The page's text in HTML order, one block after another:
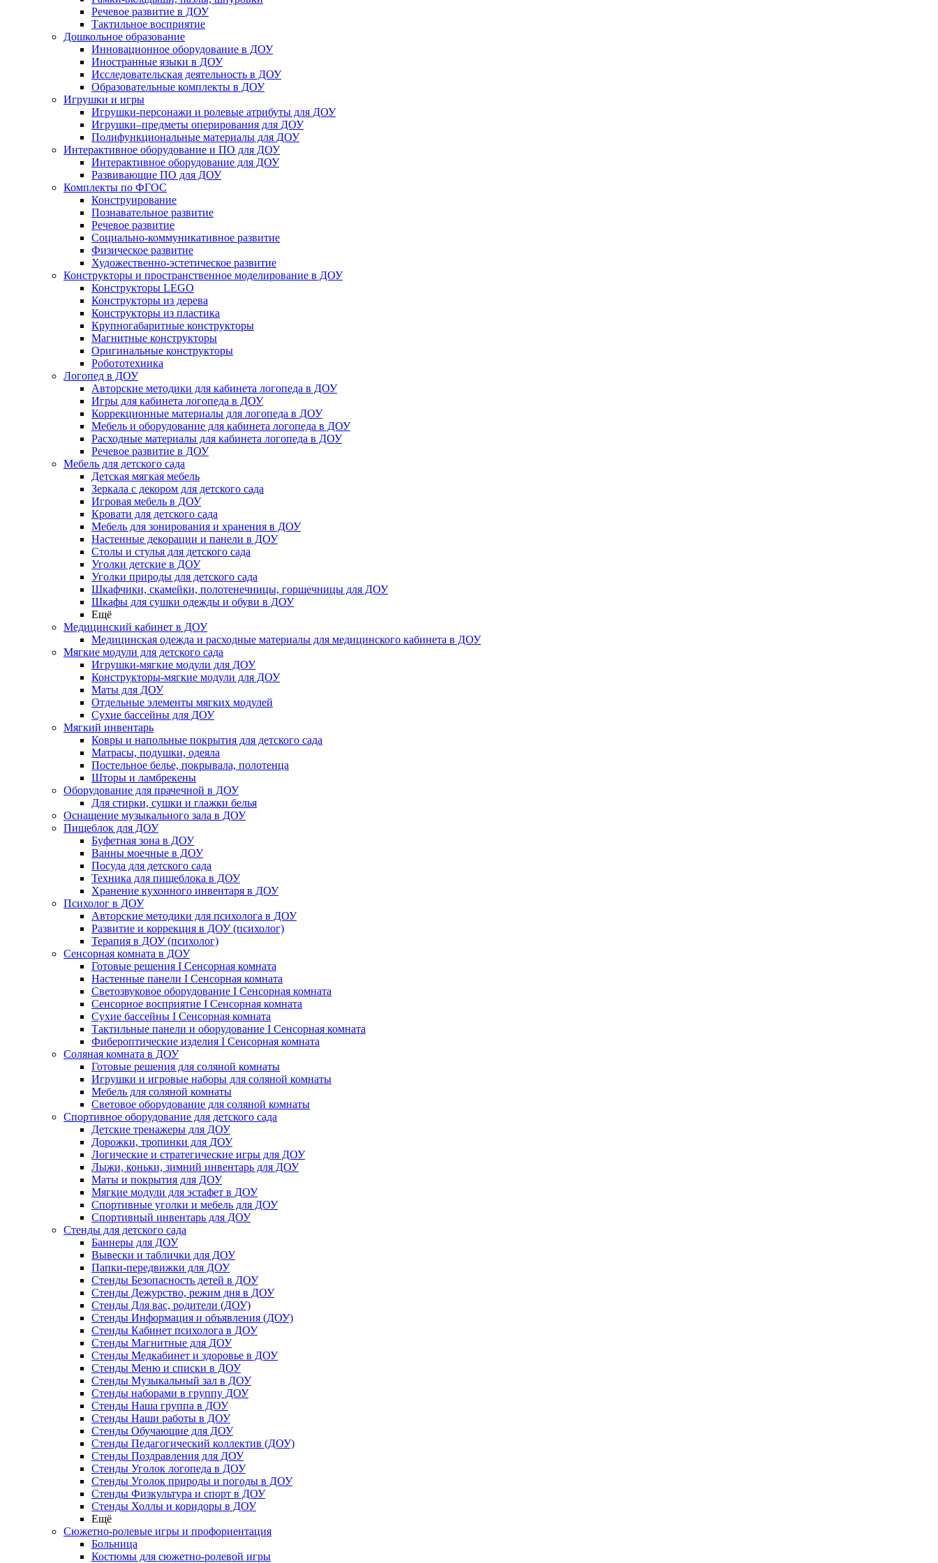
Речевое развитие в ДОУ
Тактильное восприятие
Дошкольное образование
Инновационное оборудование в ДОУ
Иностранные языки в ДОУ
Исследовательская деятельность в ДОУ
Образовательные комплекты в ДОУ
Игрушки и игры
Игрушки-персонажи и ролевые атрибуты для ДОУ
Игрушки–предметы оперирования для ДОУ
Полифункциональные материалы для ДОУ
Интерактивное оборудование и ПО для ДОУ
Интерактивное оборудование для ДОУ
Развивающие ПО для ДОУ
Комплекты по ФГОС
Конструирование
Познавательное развитие
Речевое развитие
Социально-коммуникативное развитие
Физическое развитие
Художественно-эстетическое развитие
Конструкторы и пространственное моделирование в ДОУ
Конструкторы LEGO
Конструкторы из дерева
Конструкторы из пластика
Крупногабаритные конструкторы
Магнитные конструкторы
Оригинальные конструкторы
Робототехника
Логопед в ДОУ
Авторские методики для кабинета логопеда в ДОУ
Игры для кабинета логопеда в ДОУ
Коррекционные материалы для логопеда в ДОУ
Мебель и оборудование для кабинета логопеда в ДОУ
Расходные материалы для кабинета логопеда в ДОУ
Речевое развитие в ДОУ
Мебель для детского сада
Детская мягкая мебель
Зеркала с декором для детского сада
Игровая мебель в ДОУ
Кровати для детского сада
Мебель для зонирования и хранения в ДОУ
Настенные декорации и панели в ДОУ
Столы и стулья для детского сада
Уголки детские в ДОУ
Уголки природы для детского сада
Шкафчики, скамейки, полотенечницы, горшечницы для ДОУ
Шкафы для сушки одежды и обуви в ДОУ
Ещё
Медицинский кабинет в ДОУ
Медицинская одежда и расходные материалы для медицинского кабинета в ДОУ
Мягкие модули для детского сада
Игрушки-мягкие модули для ДОУ
Конструкторы-мягкие модули для ДОУ
Маты для ДОУ
Отдельные элементы мягких модулей
Сухие бассейны для ДОУ
Мягкий инвентарь
Ковры и напольные покрытия для детского сада
Матрасы, подушки, одеяла
Постельное белье, покрывала, полотенца
Шторы и ламбрекены
Оборудование для прачечной в ДОУ
Для стирки, сушки и глажки белья
Оснащение музыкального зала в ДОУ
Пищеблок для ДОУ
Буфетная зона в ДОУ
Ванны моечные в ДОУ
Посуда для детского сада
Техника для пищеблока в ДОУ
Хранение кухонного инвентаря в ДОУ
Психолог в ДОУ
Авторские методики для психолога в ДОУ
Развитие и коррекция в ДОУ (психолог)
Терапия в ДОУ (психолог)
Сенсорная комната в ДОУ
Готовые решения I Сенсорная комната
Настенные панели I Сенсорная комната
Светозвуковое оборудование I Сенсорная комната
Сенсорное восприятие I Сенсорная комната
Сухие бассейны I Сенсорная комната
Тактильные панели и оборудование I Сенсорная комната
Фибероптические изделия I Сенсорная комната
Соляная комната в ДОУ
Готовые решения для соляной комнаты
Игрушки и игровые наборы для соляной комнаты
Мебель для соляной комнаты
Световое оборудование для соляной комнаты
Спортивное оборудование для детского сада
Детские тренажеры для ДОУ
Дорожки, тропинки для ДОУ
Логические и стратегические игры для ДОУ
Лыжи, коньки, зимний инвентарь для ДОУ
Маты и покрытия для ДОУ
Мягкие модули для эстафет в ДОУ
Спортивные уголки и мебель для ДОУ
Спортивный инвентарь для ДОУ
Стенды для детского сада
Баннеры для ДОУ
Вывески и таблички для ДОУ
Папки-передвижки для ДОУ
Стенды Безопасность детей в ДОУ
Стенды Дежурство, режим дня в ДОУ
Стенды Для вас, родители (ДОУ)
Стенды Информация и объявления (ДОУ)
Стенды Кабинет психолога в ДОУ
Стенды Магнитные для ДОУ
Стенды Медкабинет и здоровье в ДОУ
Стенды Меню и списки в ДОУ
Стенды Музыкальный зал в ДОУ
Стенды наборами в группу ДОУ
Стенды Наша группа в ДОУ
Стенды Наши работы в ДОУ
Стенды Обучающие для ДОУ
Стенды Педагогический коллектив (ДОУ)
Стенды Поздравления для ДОУ
Стенды Уголок логопеда в ДОУ
Стенды Уголок природы и погоды в ДОУ
Стенды Физкультура и спорт в ДОУ
Стенды Холлы и коридоры в ДОУ
Ещё
Сюжетно-ролевые игры и профориентация
Больница
Костюмы для сюжетно-ролевой игры